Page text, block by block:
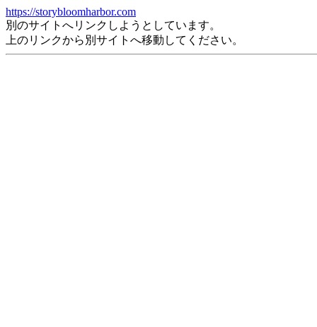
https://storybloomharbor.com
別のサイトへリンクしようとしています。
上のリンクから別サイトへ移動してください。